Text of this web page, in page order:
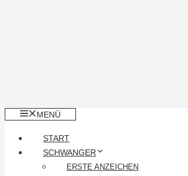
MENÜ
START
SCHWANGER
ERSTE ANZEICHEN